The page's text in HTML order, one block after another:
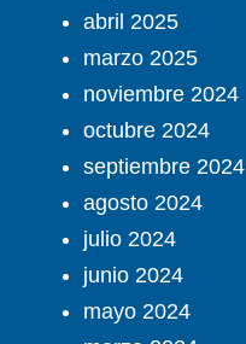
abril 2025
marzo 2025
noviembre 2024
octubre 2024
septiembre 2024
agosto 2024
julio 2024
junio 2024
mayo 2024